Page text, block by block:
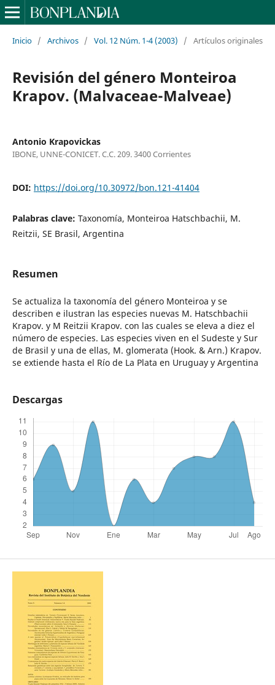
Inicio / Archivos / Vol. 12 Núm. 1-4 (2003) / Artículos originales
Revisión del género Monteiroa
Krapov. (Malvaceae-Malveae)
Antonio Krapovickas
IBONE, UNNE-CONICET. C.C. 209. 3400 Corrientes
DOI: https://doi.org/10.30972/bon.121-41404
Palabras clave: Taxonomía, Monteiroa Hatschbachii, M.
Reitzii, SE Brasil, Argentina
Resumen
Se actualiza la taxonomía del género Monteiroa y se
describen e ilustran las especies nuevas M. Hatschbachii
Krapov. y M Reitzii Krapov. con las cuales se eleva a diez el
número de especies. Las especies viven en el Sudeste y Sur
de Brasil y una de ellas, M. glomerata (Hook. & Arn.) Krapov.
se extiende hasta el Río de La Plata en Uruguay y Argentina
Descargas